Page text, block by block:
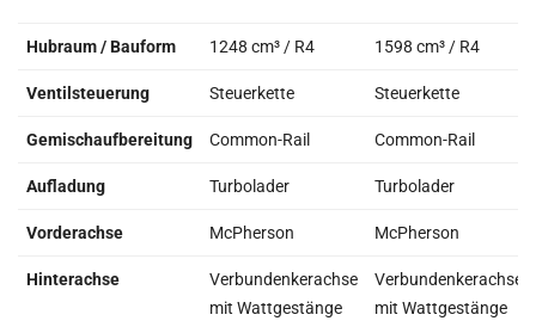
Hubraum / Bauform 1248 cm³ / R4 1598 cm³ / R4
Ventilsteuerung Steuerkette Steuerkette
Gemischaufbereitung Common-Rail Common-Rail
Aufladung Turbolader Turbolader
Vorderachse McPherson McPherson
Hinterachse
Verbundenkerachse
mit Wattgestänge
Verbundenkerachse
mit Wattgestänge